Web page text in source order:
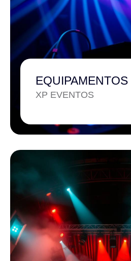
XP EVENTOS